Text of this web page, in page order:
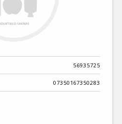
56935725
07350167350283